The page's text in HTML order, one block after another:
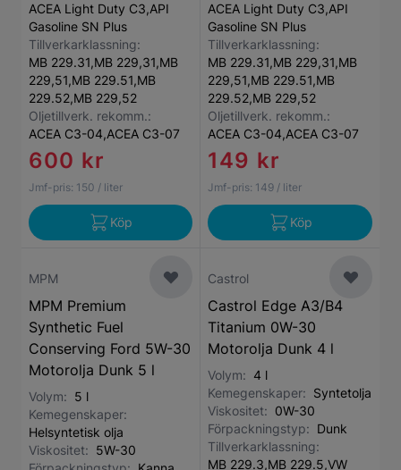
ACEA Light Duty C3,API
Gasoline SN Plus
Tillverkarklassning:
MB 229.31,MB 229,31,MB
229,51,MB 229.51,MB
229.52,MB 229,52
Oljetillverk. rekomm.:
ACEA C3-04,ACEA C3-07
600 kr
Jmf-pris: 150 / liter
Köp
ACEA Light Duty C3,API
Gasoline SN Plus
Tillverkarklassning:
MB 229.31,MB 229,31,MB
229,51,MB 229.51,MB
229.52,MB 229,52
Oljetillverk. rekomm.:
ACEA C3-04,ACEA C3-07
149 kr
Jmf-pris: 149 / liter
Köp
MPM
MPM Premium
Synthetic Fuel
Conserving Ford 5W-30
Motorolja Dunk 5 l
Volym: 5 l
Kemegenskaper:
Helsyntetisk olja
Viskositet: 5W-30
Castrol
Castrol Edge A3/B4
Titanium 0W-30
Motorolja Dunk 4 l
Volym: 4 l
Kemegenskaper: Syntetolja
Viskositet: 0W-30
Förpackningstyp: Dunk
Tillverkarklassning:
MB 229.3,MB 229.5,VW